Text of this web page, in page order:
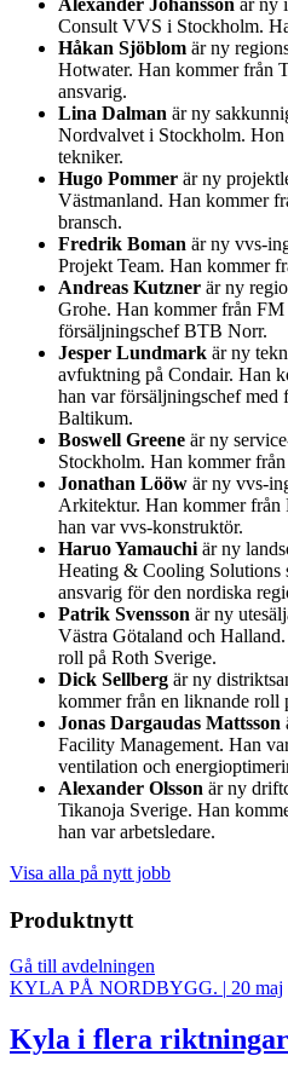
Alexander Johansson är ny
Consult VVS i Stockholm.
Håkan Sjöblom är ny
Hotwater. Han kommer från
ansvarig.
Lina Dalman är ny
Nordvalvet i Stockholm. Hon
tekniker.
Hugo Pommer är ny
Västmanland. Han kommer
bransch.
Fredrik Boman är ny vvs-
Projekt Team. Han kommer
Andreas Kutzner är ny
Grohe. Han kommer från
försäljningschef BTB Norr.
Jesper Lundmark är ny
avfuktning på Condair. Han
han var försäljningschef med
Baltikum.
Boswell Greene är ny
Stockholm. Han kommer
Jonathan Lööw är ny vvs-
Arkitektur. Han kommer från
han var vvs-konstruktör.
Haruo Yamauchi är ny
Heating & Cooling Solutions
ansvarig för den nordiska
Patrik Svensson är ny
Västra Götaland och
roll på Roth Sverige.
Dick Sellberg är ny
kommer från en liknande roll
Jonas Dargaudas Mattsson
Facility Management. Han
ventilation och
Alexander Olsson är ny
Tikanoja Sverige. Han
han var arbetsledare.
Visa alla på nytt jobb
Produktnytt
Gå till avdelningen
KYLA PÅ NORDBYGG. | 20 maj
Kyla i flera